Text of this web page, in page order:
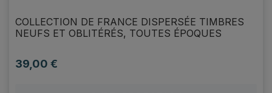
COLLECTION DE FRANCE DISPERSÉE TIMBRES
NEUFS ET OBLITÉRÉS, TOUTES ÉPOQUES
Prix
39,00 €